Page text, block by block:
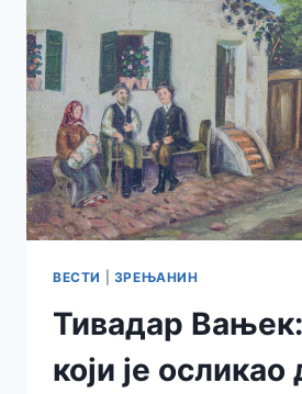
ВЕСТИ ЗРЕЊАНИН
Тивадар
који је осликао